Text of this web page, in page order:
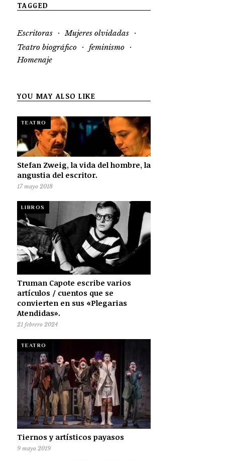
TAGGED
Escritoras · Mujeres olvidadas ·
Teatro biográfico · feminismo ·
Homenaje
YOU MAY ALSO LIKE
TEATRO
Stefan Zweig, la vida del hombre, la
angustia del escritor.
17 mayo 2018
LIBROS
Truman Capote escribe varios
artículos / cuentos que se
convierten en sus «Plegarias
Atendidas».
21 febrero 2024
TEATRO
Tiernos y artísticos payasos
9 mayo 2019